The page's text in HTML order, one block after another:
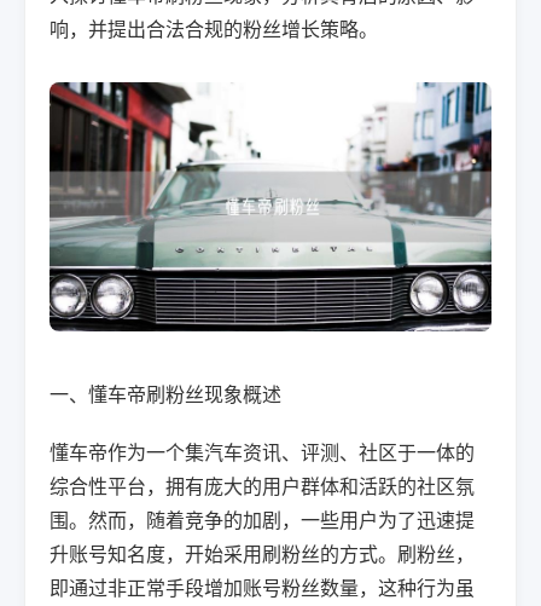
响，并提出合法合规的粉丝增长策略。
一、懂车帝刷粉丝现象概述
懂车帝作为一个集汽车资讯、评测、社区于一体的
综合性平台，拥有庞大的用户群体和活跃的社区氛
围。然而，随着竞争的加剧，一些用户为了迅速提
升账号知名度，开始采用刷粉丝的方式。刷粉丝，
即通过非正常手段增加账号粉丝数量，这种行为虽